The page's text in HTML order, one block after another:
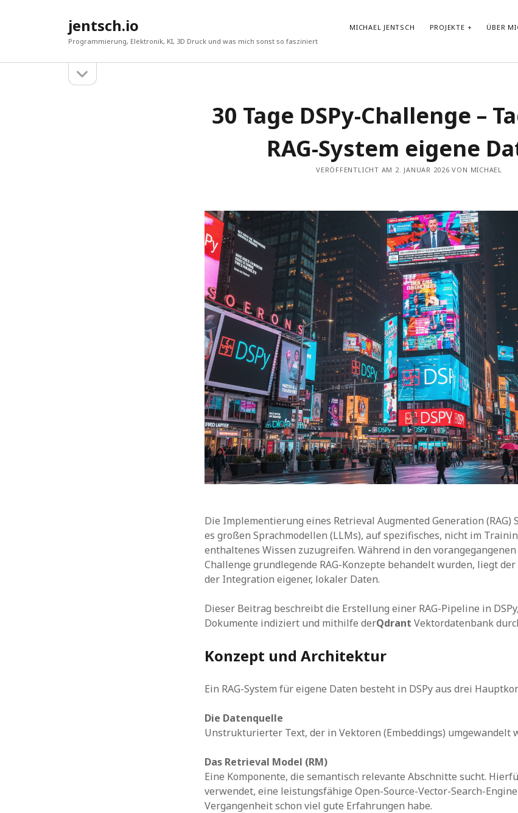
jentsch.io
Programmierung, Elektronik, KI, 3D Druck und was mich sonst so fasziniert
MICHAEL JENTSCH PROJEKTE ÜBER
öffnen
Vibe-Coding im Google AI Studio: „LyricLens“
Vom Shader zum atmosphärischen Android Hintergrund
Test von GLM-4.7-Flash in Ollama auf HP ZBook Ultra G1a mit
AMD Ryzen AI Max+ PRO 395 Notebook
Prompt Repetition: Einfache Performance-Steigerung für LLMs
ohne Reasoning
30 Tage DSPy-Challenge –
RAG-System eigene
VERÖFFENTLICHT AM 2. JANUAR 2026 VON MICHAEL
Die Implementierung eines Retrieval Augmented Generation (RAG)
es großen Sprachmodellen (LLMs), auf spezifisches, nicht im
enthaltenes Wissen zuzugreifen. Während in den
Challenge grundlegende RAG-Konzepte behandelt wurden, liegt der
der Integration eigener, lokaler Daten.
Dieser Beitrag beschreibt die Erstellung einer RAG-Pipeline in
Dokumente indiziert und mithilfe derQdrant Vektordatenbank
Konzept und Architektur
Ein RAG-System für eigene Daten besteht in DSPy aus drei
Die Datenquelle
Unstrukturierter Text, der in Vektoren (Embeddings) umgewandelt
Das Retrieval Model (RM)
Eine Komponente, die semantisch relevante Abschnitte sucht.
verwendet, eine leistungsfähige Open-Source-Vector-Search-
Vergangenheit schon viel gute Erfahrungen habe.